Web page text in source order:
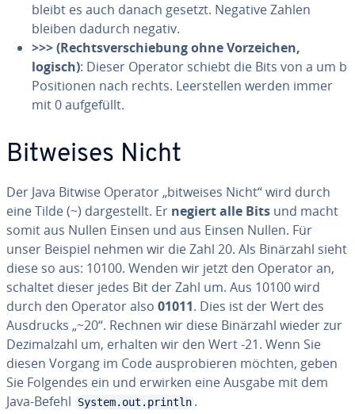
bleibt es auch danach gesetzt. Negative Zahlen
bleiben dadurch negativ.
>>> (Rechts­ver­schie­bung ohne Vor­zei­chen,
logisch): Dieser Operator schiebt die Bits von a um b
Po­si­tio­nen nach rechts. Leer­stel­len werden immer
mit 0 auf­ge­füllt.
Bitweises Nicht
Der Java Bitwise Operator „bitweises Nicht“ wird durch
eine Tilde (~) dar­ge­stellt. Er negiert alle Bits und macht
somit aus Nullen Einsen und aus Einsen Nullen. Für
unser Beispiel nehmen wir die Zahl 20. Als Binärzahl sieht
diese so aus: 10100. Wenden wir jetzt den Operator an,
schaltet dieser jedes Bit der Zahl um. Aus 10100 wird
durch den Operator also 01011. Dies ist der Wert des
Ausdrucks „~20“. Rechnen wir diese Binärzahl wieder zur
De­zi­mal­zahl um, erhalten wir den Wert -21. Wenn Sie
diesen Vorgang im Code aus­pro­bie­ren möchten, geben
Sie Folgendes ein und erwirken eine Ausgabe mit dem
Java-Befehl
System.out.println .